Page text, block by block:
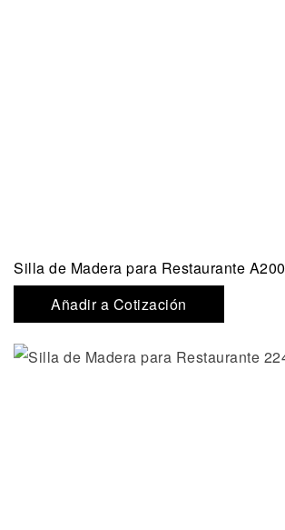
Silla de Madera para Restaurante A200
Añadir a Cotización